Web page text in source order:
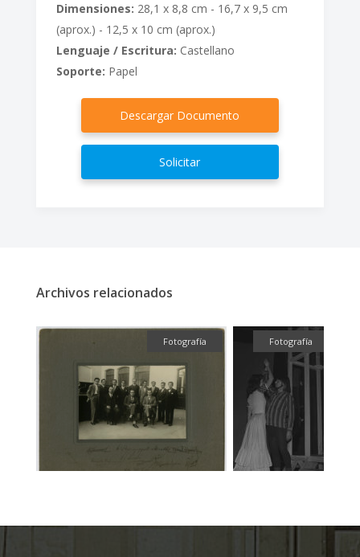
Dimensiones: 28,1 x 8,8 cm - 16,7 x 9,5 cm
(aprox.) - 12,5 x 10 cm (aprox.)
Lenguaje / Escritura: Castellano
Soporte: Papel
Descargar Documento
Solicitar
Archivos relacionados
Fotografía Fotografía